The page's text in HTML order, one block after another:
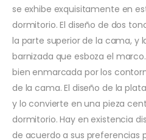
se exhibe exquisitamente en
dormitorio. El diseño de dos
la parte superior de la cama, y
barnizada que esboza el
bien enmarcada por los
de la cama. El diseño de la
y lo convierte en una pieza
dormitorio. Hay en existencia
de acuerdo a sus preferencias